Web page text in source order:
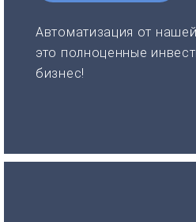
Автоматизация от
это полноценные
бизнес!